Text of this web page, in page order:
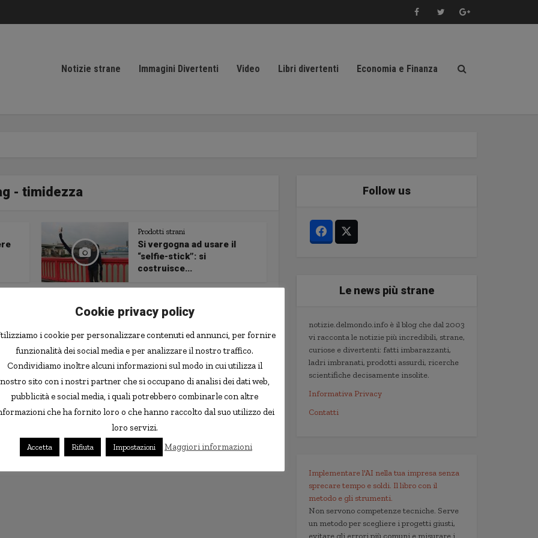
Notizie strane Immagini Divertenti Video Libri divertenti Economia e Finanza
- timidezza
Prodotti strani
Si vergogna ad usare il
“selfie-stick”: si
costruisce...
Follow us
Le news più strane
notizie.delmondo.info è il blog che dal 2003
vi racconta le notizie più incredibili, strane,
curiose e divertenti: fatti imbarazzanti,
ladri imbranati, prodotti assurdi, ricerche
scientifiche decisamente insolite.
Informativa Privacy
Contatti
Implementare l'AI nella tua impresa senza
sprecare tempo e soldi. Il libro con il
metodo e gli strumenti.
Non servono competenze tecniche. Serve
un metodo per scegliere i progetti giusti,
evitare gli errori più comuni e misurare i
Cookie privacy policy
i cookie per personalizzare contenuti ed annunci, per fornire
funzionalità dei social media e per analizzare il nostro traffico.
Condividiamo inoltre alcuni informazioni sul modo in cui utilizza il
nostro sito con i nostri partner che si occupano di analisi dei dati web,
pubblicità e social media, i quali potrebbero combinarle con altre
che ha fornito loro o che hanno raccolto dal suo utilizzo dei
loro servizi.
Accetta Rifiuta Impostazioni Maggiori informazioni